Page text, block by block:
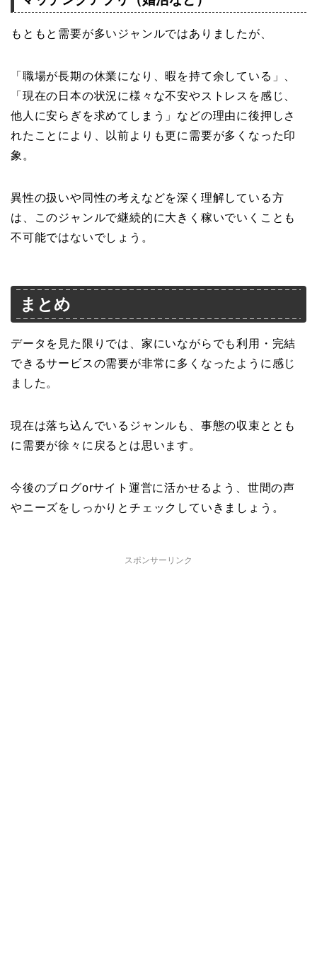
もともと需要が多いジャンルではありましたが、
「職場が長期の休業になり、暇を持て余している」、
「現在の日本の状況に様々な不安やストレスを感じ、
他人に安らぎを求めてしまう」などの理由に後押しさ
れたことにより、以前よりも更に需要が多くなった印
象。
異性の扱いや同性の考えなどを深く理解している方
は、このジャンルで継続的に大きく稼いでいくことも
不可能ではないでしょう。
まとめ
データを見た限りでは、家にいながらでも利用・完結
できるサービスの需要が非常に多くなったように感じ
ました。
現在は落ち込んでいるジャンルも、事態の収束ととも
に需要が徐々に戻るとは思います。
今後のブログorサイト運営に活かせるよう、世間の声
やニーズをしっかりとチェックしていきましょう。
スポンサーリンク